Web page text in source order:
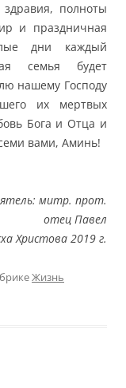
полноты
и праздничная
дни каждый
семья будет
нашему Господу
их мертвых
Бога и Отца и
вами, Аминь!
митр. прот.
отец Павел
Христова 2019 г.
Жизнь